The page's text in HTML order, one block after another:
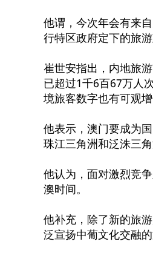
他谓，今次年会有来
行特区政府定下的旅
崔世安指出，内地旅
已超过1千6百67万人
境旅客数字也有可观
他表示，澳门要成为
珠江三角洲和泛洙三
他认为，面对激烈竞
澳时间。
他补充，除了新的旅
泛宣扬中葡文化交融